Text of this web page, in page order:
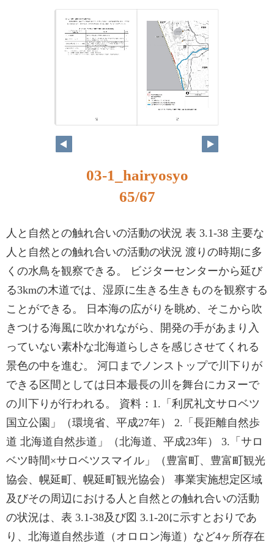
03-1_hairyosyo
65/67
人と自然との触れ合いの活動の状況 表 3.1-38 主要な
人と自然との触れ合いの活動の状況 渡りの時期に多
くの水鳥を観察できる。 ビジターセンターから延び
る3kmの木道では、湿原に生きる生きものを観察する
ことができる。 日本海の広がりを眺め、そこから吹
きつける海風に吹かれながら、開発の手があまり入
っていない素朴な北海道らしさを感じさせてくれる
景色の中を進む。 河口までノンストップで川下りが
できる区間としては日本最長の川を舞台にカヌーで
の川下りが行われる。 資料：1.「利尻礼文サロベツ
国立公園」（環境省、平成27年） 2.「長距離自然歩
道 北海道自然歩道」（北海道、平成23年） 3.「サロ
ベツ時間×サロベツスマイル」（豊富町、豊富町観光
協会、幌延町、幌延町観光協会） 事業実施想定区域
及びその周辺における人と自然との触れ合いの活動
の状況は、表 3.1-38及び図 3.1-20に示すとおりであ
り、北海道自然歩道（オロロン海道）など4ヶ所存在